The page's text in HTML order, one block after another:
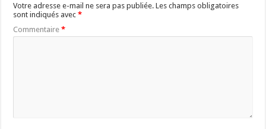
Votre adresse e-mail ne sera pas publiée. Les champs obligatoires
sont indiqués avec*
Commentaire*